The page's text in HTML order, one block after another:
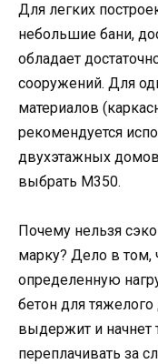
Для легких
небольшие бани,
обладает
сооружений. Для
материалов
рекомендуется
двухэтажных
выбрать М350.
Почему нельзя
марку? Дело в том,
определенную
бетон для
выдержит и начнет
переплачивать за